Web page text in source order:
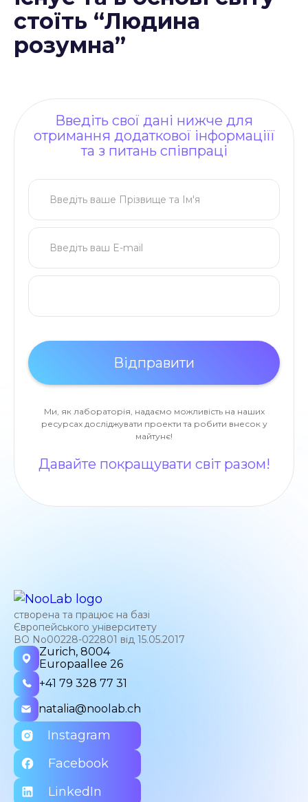
стоїть “Людина
розумна”
Введіть свої дані нижче для
отримання додаткової інформаціїї
та з питань співпраці
Ми, як лабораторія, надаємо можливість на наших
ресурсах досліджувати проекти та робити внесок у
майтунє!
Давайте покращувати світ разом!
створена та працює на базі
Європейського університету
ВО No00228-022801 від 15.05.2017
Zurich, 8004
Europaallee 26
+41 79 328 77 31
natalia@noolab.ch
Instagram
Facebook
LinkedIn